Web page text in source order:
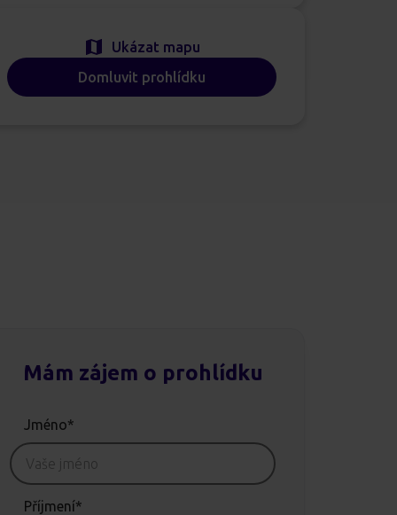
Ukázat mapu
Domluvit prohlídku
Mám zájem o prohlídku
Jméno*
Příjmení*